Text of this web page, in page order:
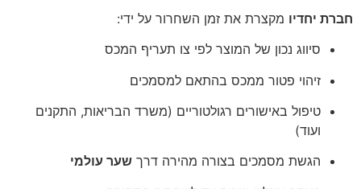
חברת יחדיו מקצרת את זמן השחרור על ידי:
סיווג נכון של המוצר לפי צו תעריף המכס
זיהוי פטור ממכס בהתאם למסמכים
טיפול באישורים רגולטוריים (משרד הבריאות, התקנים
ועוד)
הגשת מסמכים בצורה מהירה דרך שער עולמי